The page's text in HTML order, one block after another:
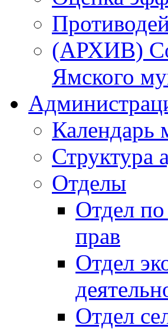
(АРХИВ)
Ямского
Календарь
Структура
Отделы
Отдел
прав
Отдел
Отдел